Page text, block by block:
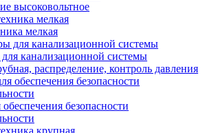
высоковольтное
мелкая
канализационной системы
распределение, контроль давления
безопасности